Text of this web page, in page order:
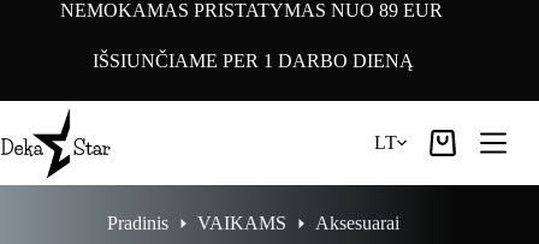
NEMOKAMAS PRISTATYMAS NUO 89 EUR
IŠSIUNČIAME PER 1 DARBO DIENĄ
LT
Pirkinių
Pradinis VAIKAMS Aksesuarai